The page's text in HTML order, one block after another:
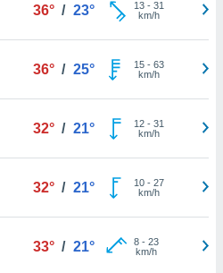
36° / 23° 13- 31
km/h
36° / 25° 15- 63
km/h
32° / 21° 12- 31
km/h
32° / 21° 10- 27
km/h
33° / 21° 8- 23
km/h